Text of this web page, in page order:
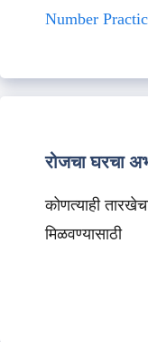
Number
रोजचा घरचा
कोणत्याही
मिळवण्यासाठी